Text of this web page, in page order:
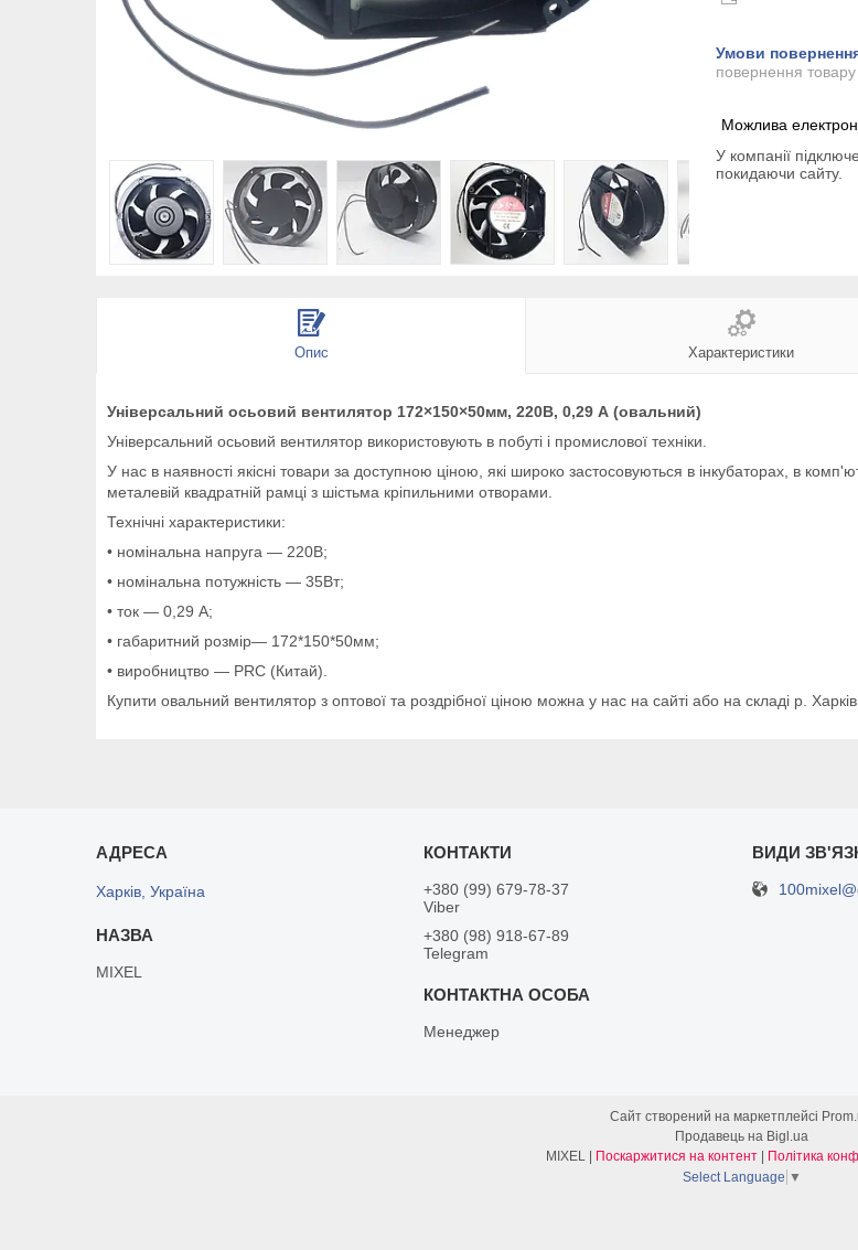
повернення
У компанії
покидаючи сайту.
Опис Характеристики
Універсальний осьовий вентилятор 172×150×50мм, 220В, 0,29 А (овальний)
Універсальний осьовий вентилятор використовують в побуті і промислової техніки.
У нас в наявності якісні товари за доступною ціною, які широко застосовуються в інкубаторах, в
металевій квадратній рамці з шістьма кріпильними отворами.
Технічні характеристики:
• номінальна напруга — 220В;
• номінальна потужність — 35Вт;
• ток — 0,29 А;
• габаритний розмір— 172*150*50мм;
• виробництво — PRC (Китай).
Купити овальний вентилятор з оптової та роздрібної ціною можна у нас на сайті або на складі р. Харків.
Харків, Україна
MIXEL
+380 (99) 679-78-37
Viber
+380 (98) 918-67-89
Telegram
Менеджер
Сайт створений на маркетплейсі
Продавець на Bigl.ua
Поскаржитися на контент
Політика
Select Language ▼